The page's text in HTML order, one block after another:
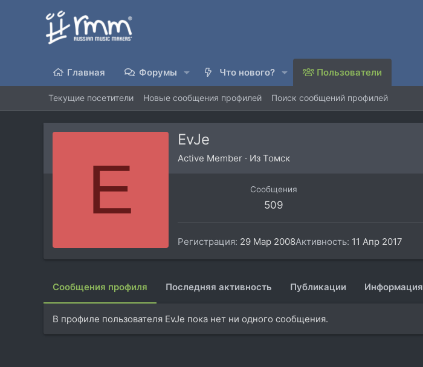
Главная Форумы Что нового? Пользователи
Текущие посетители Новые сообщения профилей Поиск сообщений профилей
E
EvJe
Active Member · Из Томск
Сообщения
509
Регистрация 29 Мар 2008Активность 11 Апр 2017
Сообщения профиля Последняя активность Публикации Информация
В профиле пользователя EvJe пока нет ни одного сообщения.